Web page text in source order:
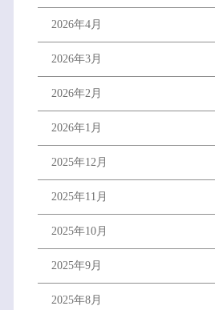
2026年4月
2026年3月
2026年2月
2026年1月
2025年12月
2025年11月
2025年10月
2025年9月
2025年8月